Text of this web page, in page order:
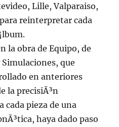
Lille, Valparaiso,
reinterpretar cada
la obra de Equipo, de
que
en anteriores
la precisiÃ³n
cada pieza de una
haya dado paso